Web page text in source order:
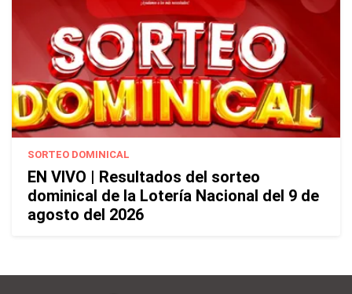
SORTEO DOMINICAL
EN VIVO | Resultados del sorteo
dominical de la Lotería Nacional del 9 de
agosto del 2026